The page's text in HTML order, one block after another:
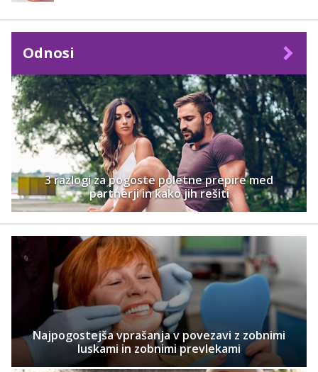
Odnosi
3 razlogi za pogoste poletne prepire med
partnerji in kako jih rešiti
Najpogostejša vprašanja v povezavi z zobnimi
luskami in zobnimi prevlekami